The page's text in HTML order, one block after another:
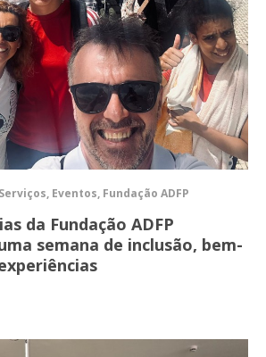
Eventos, Fundação ADFP
da Fundação ADFP
semana de inclusão, bem-